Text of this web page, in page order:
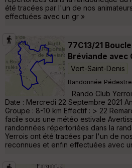
été tracées par l'un de nos
effectuées avec un gr »
77C13/21
Bréviande avec
Vert-Saint-Denis
Randonnée Pédestre
Rando Club
Date : Mercredi 22 Septembre 2021
Groupe : 8-10 km Effectif : > 22
facile sous une météo estivale
randonnées répertoriées dans la
Yerrois ont été tracées par l'un de
reconnues et enfin effectuées avec